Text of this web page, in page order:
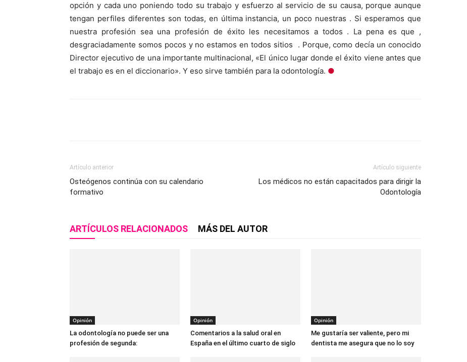
opción y cada uno poniendo todo su trabajo y esfuerzo al servicio de su causa, porque aunque
tengan perfiles diferentes son todas, en última instancia, un poco nuestras . Si esperamos que
nuestra profesión sea una profesión de éxito les necesitamos a todos . La pena es que ,
desgraciadamente somos pocos y no estamos en todos sitios . Porque, como decía un conocido
Director ejecutivo de una importante multinacional, «El único lugar donde el éxito viene antes que
el trabajo es en el diccionario». Y eso sirve también para la odontología. ●
Artículo anterior
Osteógenos continúa con su calendario
formativo
Artículo siguiente
Los médicos no están capacitados para dirigir la
Odontología
ARTÍCULOS RELACIONADOS MÁS DEL AUTOR
Opinión
La odontología no puede ser una
profesión de segunda:
Opinión
Comentarios a la salud oral en
España en el último cuarto de siglo
Opinión
Me gustaría ser valiente, pero mi
dentista me asegura que no lo soy